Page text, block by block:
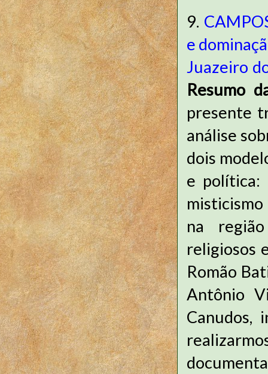
9.
e
Juazeiro
Resumo
presente
análise
dois
e política:
na
religiosos
Romão
Antônio
Canudos,